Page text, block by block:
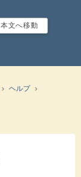
本文へ移動
ヘルプ